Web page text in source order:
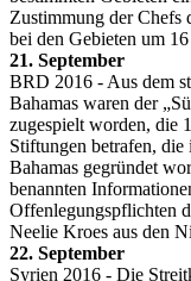
Zustimmung der Chefs
bei den Gebieten um
21. September
BRD 2016 - Aus dem
Bahamas waren der
zugespielt worden, die
Stiftungen betrafen,
Bahamas gegründet
benannten
Offenlegungspflichten
Neelie Kroes aus den
22. September
Syrien 2016 - Die